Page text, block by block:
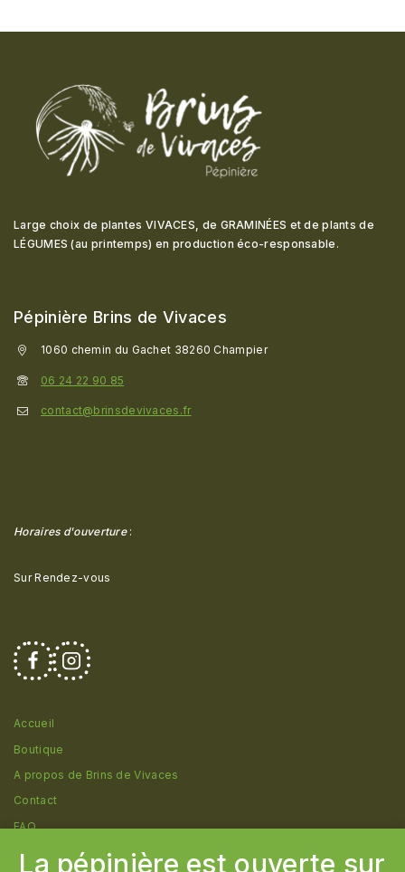
La pépinière est ouverte sur
Large choix de plantes VIVACES, de GRAMINÉES et de plants de
LÉGUMES (au printemps) en production éco-responsable .
Pépinière Brins de Vivaces
1060 chemin du Gachet 38260 Champier
06 24 22 90 85
contact@brinsdevivaces.fr
Horaires d'ouverture:
Sur Rendez-vous
Accueil
Boutique
A propos de Brins de Vivaces
Contact
FAQ